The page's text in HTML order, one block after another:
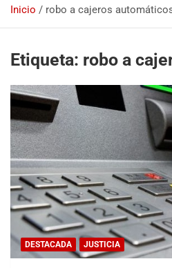
Inicio robo a cajeros
Etiqueta: robo a
DESTACADA JUSTICIA